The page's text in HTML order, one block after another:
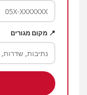
📍 מקום מגורים